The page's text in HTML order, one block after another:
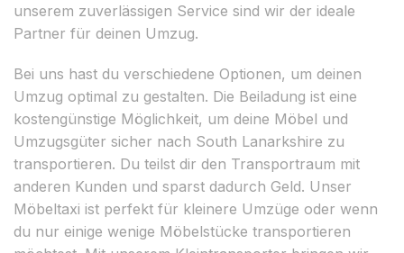
unserem zuverlässigen Service sind wir der ideale
Partner für deinen Umzug.
Bei uns hast du verschiedene Optionen, um deinen
Umzug optimal zu gestalten. Die Beiladung ist eine
kostengünstige Möglichkeit, um deine Möbel und
Umzugsgüter sicher nach South Lanarkshire zu
transportieren. Du teilst dir den Transportraum mit
anderen Kunden und sparst dadurch Geld. Unser
Möbeltaxi ist perfekt für kleinere Umzüge oder wenn
du nur einige wenige Möbelstücke transportieren